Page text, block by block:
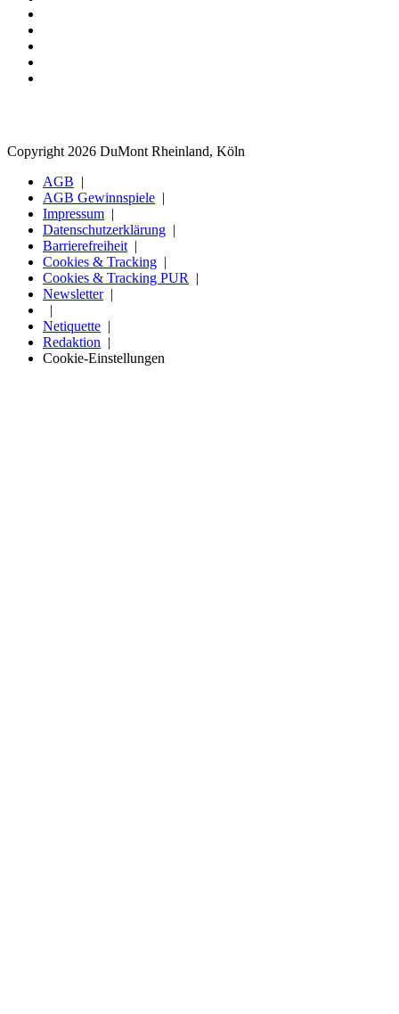
Copyright 2026 DuMont Rheinland, Köln
AGB
AGB Gewinnspiele
Impressum
Datenschutzerklärung
Barrierefreiheit
Cookies & Tracking
Cookies & Tracking PUR
Newsletter
Netiquette
Redaktion
Cookie-Einstellungen